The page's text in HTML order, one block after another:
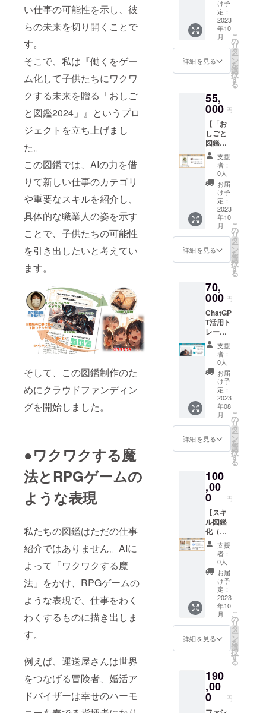
い仕事の可能性を示し、彼
らの未来を切り開くことで
す。
そこで、私は『働くをゲー
ム化して子供たちにワクワ
クする未来を贈る「おしご
と図鑑2024」』というプロ
ジェクトを立ち上げまし
た。
この図鑑では、AIの力を借
りて新しい仕事のカテゴリ
や重要なスキルを紹介し、
具体的な職業人の姿を示す
ことで、子供たちの可能性
を引き出したいと考えてい
ます。
そして、この図鑑制作のた
めにクラウドファンディン
グを開始しました。
●ワクワクする魔
法とRPGゲームの
ような表現
私たちの図鑑はただの仕事
紹介ではありません。AIに
よって「ワクワクする魔
法」をかけ、RPGゲームの
ような表現で、仕事をわく
わくするものに描き出しま
す。
例えば、運送屋さんは世界
をつなげる冒険者、婚活ア
ドバイザーは幸せのハーモ
は、常
に手元
に置い
て便利
ため、
自己学
アップ
の際に
重宝し
ます。
また、
PDF形
式で提
供され
るた
め、ス
マート
フォン
やタブ
レッ
ト、パ
など、
お好き
イスで
アクセ
スでき
ます。
新たな
スキル
の習得
や既存
のスキ
ルの向
上に向
けて、
この電
子版
「おし
ごと図
鑑」を
活用し
てみて
い。自
身の成
長と
キャリ
アの発
展を支
援する
貴重な
ツール
となる
ことで
しょ
う。ぜ
ひ、ご
ダウン
ロード
いただ
き、ス
キルの
世界を
一歩を
踏み出
してく
ださ
い。
「おし
ごと図
鑑」
は、い
つでも
置いて
活用で
習やス
キル
アップ
の際に
便利な
リソー
スとな
りま
す。自
分自身
の成長
やキャ
リアの
発展に
キル図
鑑を手
の豊富
な情報
に触れ
てみて
くださ
い。新
たなス
キルへ
の探求
が、あ
なたの
可能性
を広
げ、人
生を豊
る一歩
となる
しょ
う。ぜ
ひ、こ
の「お
しごと
図鑑」
のプリ
ント版
を手に
入れ、
スキル
の世界
に飛び
込んで
くださ
い。
【リ
品詳
細】
量：一
冊 ・
商品サ
イズ：
A4
マンダ
チャー
トB型
（A3
版）
（1650
ラ
チャー
トA型
（A4
版）
（1100
円） ・
+送料
（550
円） あ
なたの
夢を叶
えるた
めの手
助けと
「夢を
叶える
チャー
ト」
セット
をご紹
介しま
す。こ
のセッ
トには
以下の
アイテ
ムが含
まれて
いま
す。 1.
叶える
マンダ
ト」 こ
の書籍
では、
マンダ
ラ
チャー
トを
使った
効果的
な目標
設定と
計画立
案の方
法を解
説して
分の夢
を明確
なアク
ション
ステッ
プに落
仕事を
図鑑化
した特
別なオ
ファー
をご提
供いた
プラン
では、
のスキ
ルと仕
事を1
ページ
にまと
めた図
鑑を作
成し、
さらに
完成し
た図鑑
をリア
ルな形
でお届
れた
ページ
あなた
の経営
スキル
や専門
知識、
独自の
アプ
ローチ
や成果
など、
あなた
が持つ
要素が
紹介さ
ラフル
なデザ
インと
見やす
いレイ
アウト
を採用
し、視
覚的な
表現を
通じ
て、他
の方々
にあな
たの仕
事の魅
徴を伝
えるこ
す。 こ
の図鑑
化プラ
キルと
仕事の
図鑑化
に加え
て、指
定した1
校に寄
学生た
ちに
「おし
ごと図
鑑」を
提供す
る特別
なパッ
クで
す。 あ
なたの
スキル
と仕事
を図鑑
化し、
さらに
教育環
る特別
なパッ
用意し
まし
た。こ
のパッ
クで
は、自
身の仕
事の図
鑑化（1
ペー
ジ）に
加え
て、指
定した1
です。
母校や
近隣の
の寄付
は、次
世代の
学びを
サポー
トする
ための
重要な
取り組
みで
す。あ
なたの
寄付に
よっ
しごと
図鑑」
を読む
け予
定：
2023
年10
月
詳細を見る
こ
の
リ
タ
ー
ン
を
選
択
す
る
55,
000 円
【「お
しごと
図鑑」
母校寄
付5校
パッ
ク】 :支
援者様
のスキ
ルと仕
事の図
鑑化
（１
ペー
ジ）に
キル図
鑑を5校
に寄付
し、学
生たち
に提供
する
パック
です。
あなた
のスキ
ルと仕
事の図
鑑化に
加え
て、母
校や近
定した5
校まで
の寄付
が可能
な特別
なパッ
クをご
紹介し
ます。
この
パック
では、
あなた
の支援
金が5校
に代理
で送付
され、
に入れ
る機会
を得る
ことが
支援
者：
0人
お届
け予
定：
2023
年10
月
詳細を見る
こ
の
リ
タ
ー
ン
を
選
択
す
る
70,
000 円
ChatGP
T活用ト
レーニ
ング&実
践+図鑑
1冊セッ
ト【個
人事業
主or法
人向
け】
ChatGP
Tを活用
するた
めの独
レーニ
ングを
コーチ
がつく
り実践
しても
らいま
す。 2
回の
Zoomオ
ンライ
ンレッ
スンと
現状の
経営課
題ヒア
リング
が含ま
れま
①Zoom
で
ChatGP
Tトレー
支援
者：
0人
お届
け予
定：
2023
年08
月
詳細を見る
こ
の
リ
タ
ー
ン
を
選
択
す
る
100
,00
0 円
【スキ
ル図鑑
化（見
開き２
ペー
ジ）】
支援者
様のス
キルと
仕事を2
ページ
にわ
たって
図鑑化
し、さ
らに5校
に寄付
を行う
特別な
パック
支援
者：
0人
お届
け予
定：
2023
年10
月
詳細を見る
こ
の
リ
タ
ー
ン
を
選
択
す
る
190
,00
0 円